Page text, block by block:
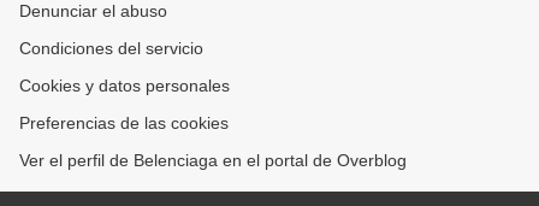
Denunciar el abuso
Condiciones del servicio
Cookies y datos personales
Preferencias de las cookies
Ver el perfil de Belenciaga en el portal de Overblog